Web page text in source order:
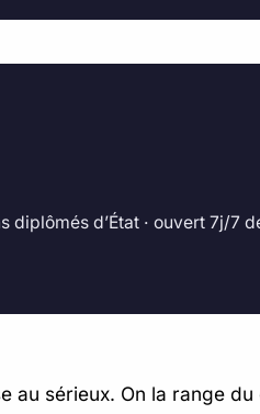
d’État · ouvert 7j/7
au sérieux. On la range